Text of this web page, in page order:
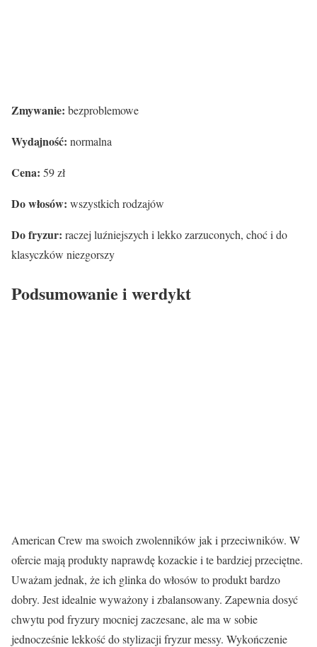
Zmywanie: bezproblemowe
Wydajność: normalna
Cena: 59 zł
Do włosów: wszystkich rodzajów
Do fryzur: raczej luźniejszych i lekko zarzuconych, choć i do
klasyczków niezgorszy
Podsumowanie i werdykt
American Crew ma swoich zwolenników jak i przeciwników. W
ofercie mają produkty naprawdę kozackie i te bardziej przeciętne.
Uważam jednak, że ich glinka do włosów to produkt bardzo
dobry. Jest idealnie wyważony i zbalansowany. Zapewnia dosyć
chwytu pod fryzury mocniej zaczesane, ale ma w sobie
jednocześnie lekkość do stylizacji fryzur messy. Wykończenie